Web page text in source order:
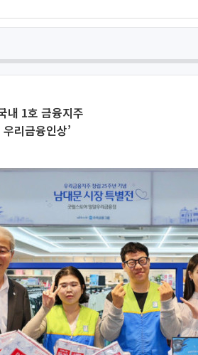
내 1호 금융지주
리금융인상’